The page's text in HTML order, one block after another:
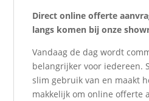
Direct online offerte
langs komen bij onze
Vandaag de dag wordt
belangrijker voor iedereen.
slim gebruik van en maakt
makkelijk om online offerte